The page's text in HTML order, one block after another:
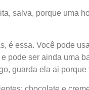
salva, porque uma
é essa. Você pode
pode ser ainda uma
guarda ela ai